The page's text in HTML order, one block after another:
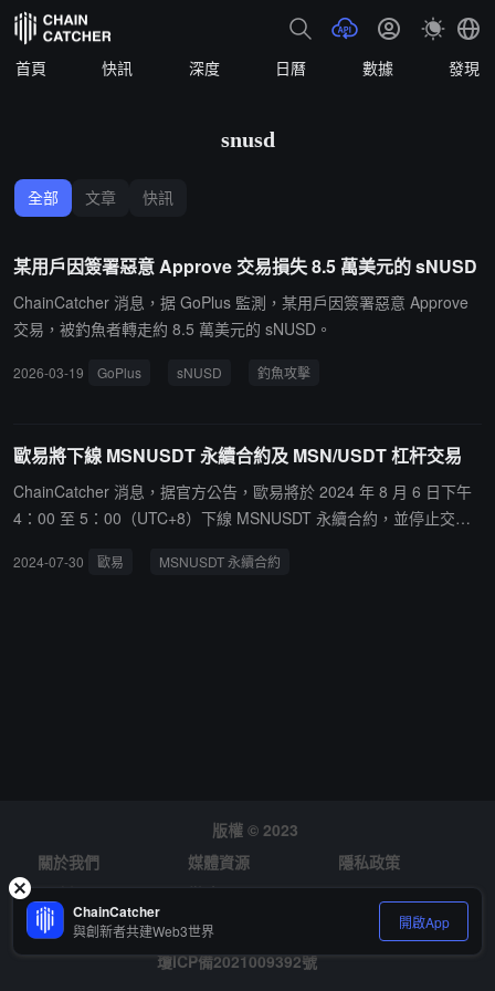
首頁 快訊 深度 日曆 數據 發現
snusd
全部 文章 快訊
某用戶因簽署惡意 Approve 交易損失 8.5 萬美元的 sNUSD
ChainCatcher 消息，据 GoPlus 監測，某用戶因簽署惡意 Approve
交易，被釣魚者轉走約 8.5 萬美元的 sNUSD。
2026-03-19 GoPlus sNUSD 釣魚攻擊
歐易將下線 MSNUSDT 永續合約及 MSN/USDT 杠杆交易
ChainCatcher 消息，据官方公告，歐易將於 2024 年 8 月 6 日下午
4：00 至 5：00（UTC+8）下線 MSNUSDT 永續合約，並停止交
務將於 2024 年 7 月 30 日下午 2：00 停止借幣功能，並於 8 月 5 日
2024-07-30 歐易 MSNUSDT 永續合約
版權 © 2023
關於我們
媒體資源
隱私政策
風險提示
徵才
瓊ICP備2021009392號
ChainCatcher
與創新者共建Web3世界 開啟App